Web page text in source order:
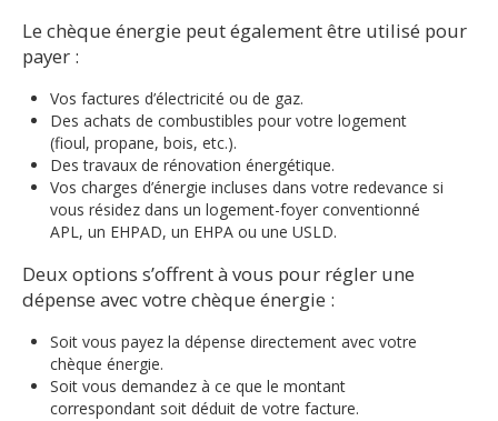
Le chèque énergie peut également être utilisé pour
payer :
Vos factures d’électricité ou de gaz.
Des achats de combustibles pour votre logement
(fioul, propane, bois, etc.).
Des travaux de rénovation énergétique.
Vos charges d’énergie incluses dans votre redevance si
vous résidez dans un logement-foyer conventionné
APL, un EHPAD, un EHPA ou une USLD.
Deux options s’offrent à vous pour régler une
dépense avec votre chèque énergie :
Soit vous payez la dépense directement avec votre
chèque énergie.
Soit vous demandez à ce que le montant
correspondant soit déduit de votre facture.